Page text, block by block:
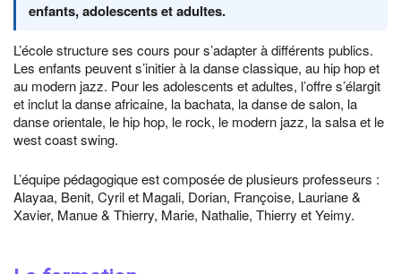
enfants, adolescents et adultes.
L’école structure ses cours pour s’adapter à différents publics.
Les enfants peuvent s’initier à la danse classique, au hip hop et
au modern jazz. Pour les adolescents et adultes, l’offre s’élargit
et inclut la danse africaine, la bachata, la danse de salon, la
danse orientale, le hip hop, le rock, le modern jazz, la salsa et le
west coast swing.
L’équipe pédagogique est composée de plusieurs professeurs :
Alayaa, Benit, Cyril et Magali, Dorian, Françoise, Lauriane &
Xavier, Manue & Thierry, Marie, Nathalie, Thierry et Yeimy.